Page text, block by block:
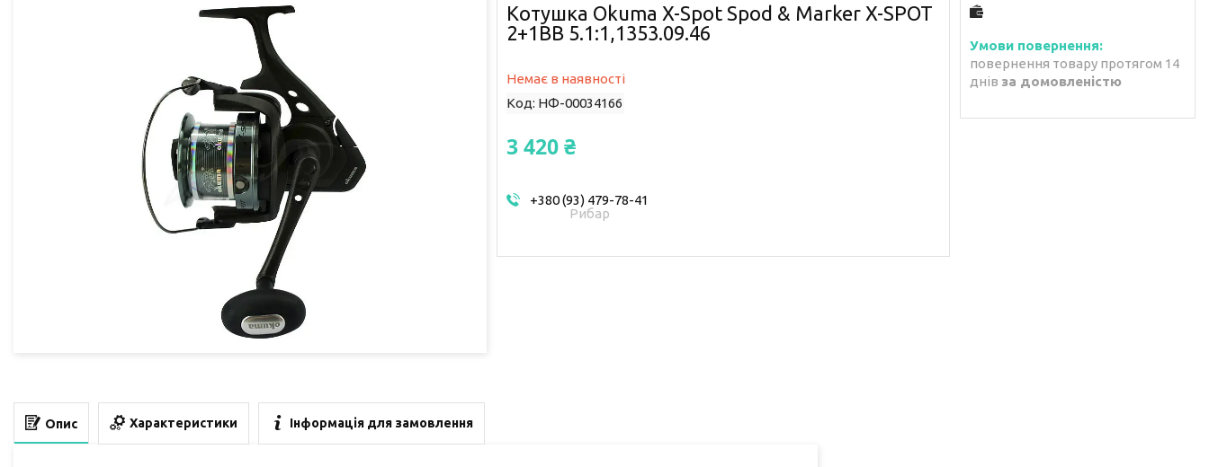
Котушка Okuma X-Spot Spod & Marker X-SPOT
2+1BB 5.1:1,1353.09.46
Немає в наявності
Код: НФ-00034166
3 420 ₴
+380 (93) 479-78-41
Рибар
повернення товару протягом 14
днів за домовленістю
Опис Характеристики Інформація для замовлення